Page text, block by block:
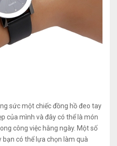
sức một chiếc đồng hồ đeo tay
của mình và đây có thể là món
công việc hằng ngày. Một số
có thể lựa chọn làm quà